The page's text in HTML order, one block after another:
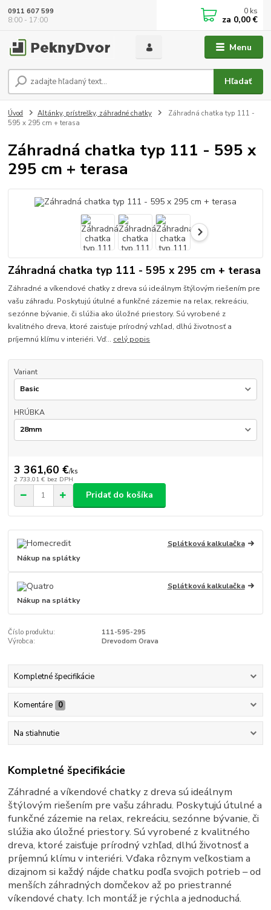
Menu
Hľadať
0911 607 599
8:00 - 17:00
0 ks
za 0,00 €
Úvod Altánky, prístrešky, záhradné chatky
Záhradná chatka typ 111 -
595 x 295 cm + terasa
Záhradná chatka typ 111 - 595 x
295 cm + terasa
Záhradná chatka typ 111 - 595 x 295 cm + terasa
Záhradné a víkendové chatky z dreva sú ideálnym štýlovým riešením pre
vašu záhradu. Poskytujú útulné a funkčné zázemie na relax, rekreáciu,
sezónne bývanie, či slúžia ako úložné priestory. Sú vyrobené z
kvalitného dreva, ktoré zaisťuje prírodný vzhľad, dlhú životnosť a
príjemnú klímu v interiéri. Vď... celý popis
Variant
HRÚBKA
3 361,60 €/ks
2 733,01 € bez DPH
Pridať do košíka
Splátková kalkulačka
Nákup na splátky
Splátková kalkulačka
Nákup na splátky
Číslo produktu:
111-595-295
Výrobca:
Drevodom Orava
Kompletné špecifikácie
Komentáre 0
Na stiahnutie
Kompletné špecifikácie
Záhradné a víkendové chatky z dreva sú ideálnym
štýlovým riešením pre vašu záhradu. Poskytujú útulné a
funkčné zázemie na relax, rekreáciu, sezónne bývanie, či
slúžia ako úložné priestory. Sú vyrobené z kvalitného
dreva, ktoré zaisťuje prírodný vzhľad, dlhú životnosť a
príjemnú klímu v interiéri. Vďaka rôznym veľkostiam a
dizajnom si každý nájde chatku podľa svojich potrieb – od
menších záhradných domčekov až po priestranné
víkendové chaty. Ich montáž je rýchla a jednoduchá.